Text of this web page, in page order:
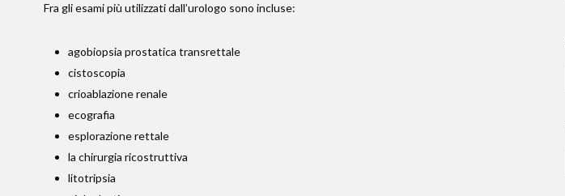
Fra gli esami più utilizzati dall’urologo sono incluse:
agobiopsia prostatica transrettale
cistoscopia
crioablazione renale
ecografia
esplorazione rettale
la chirurgia ricostruttiva
litotripsia